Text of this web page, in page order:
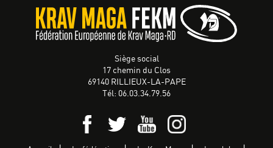
Siège social
17 chemin du Clos
69140 RILLIEUX-LA-PAPE
Tél: 06.03.34.79.56